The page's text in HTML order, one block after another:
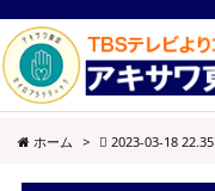
ホーム > 2023-03-18 22.35